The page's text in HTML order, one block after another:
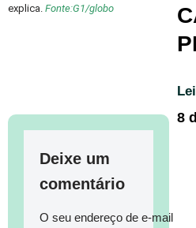
explica. Fonte:G1/globo
Deixe um
comentário
O seu endereço de e-mail
8